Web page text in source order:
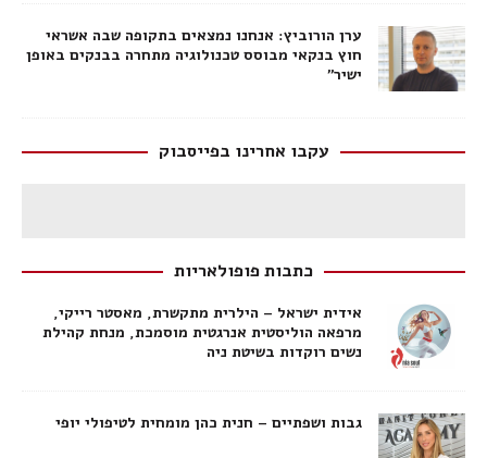
ערן הורוביץ: אנחנו נמצאים בתקופה שבה אשראי
חוץ בנקאי מבוסס טכנולוגיה מתחרה בבנקים באופן
ישיר"
עקבו אחרינו בפייסבוק
כתבות פופולאריות
אידית ישראל – הילרית מתקשרת, מאסטר רייקי,
מרפאה הוליסטית אנרגטית מוסמכת, מנחת קהילת
נשים רוקדות בשיטת ניה
גבות ושפתיים – חנית כהן מומחית לטיפולי יופי